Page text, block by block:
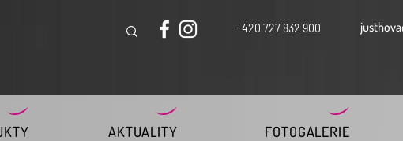
+420 727 832 900
AKTUALITY FOTOGALERIE